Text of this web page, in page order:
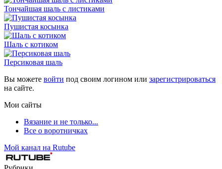
Тончайшая шаль с листиками
Пушистая косынка
Шаль с котиком
Персиковая шаль
Вы можете войти под своим логином или зарегистрироваться
на сайте.
Мои сайты
Вязание и не только...
Все о воротничках
Мой канал на Rutube